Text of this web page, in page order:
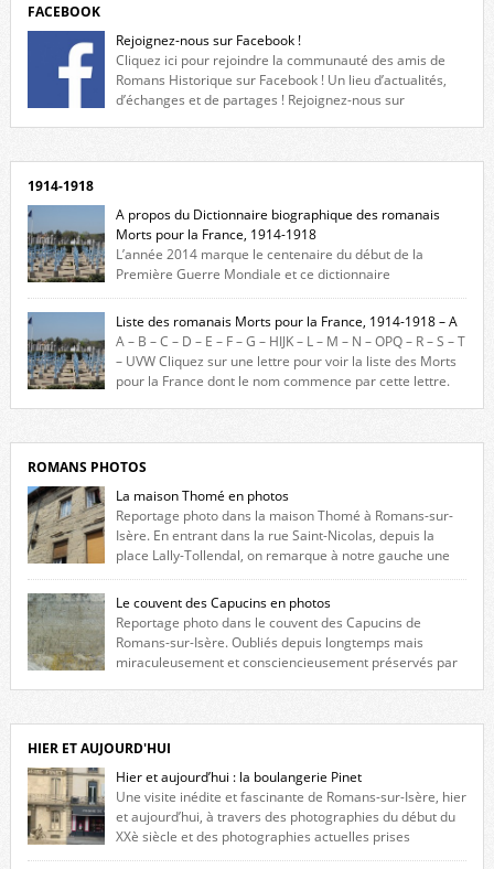
FACEBOOK
Rejoignez-nous sur Facebook !
Cliquez ici pour rejoindre la communauté des amis de
Romans Historique sur Facebook ! Un lieu d’actualités,
d’échanges et de partages ! Rejoignez-nous sur
1914-1918
A propos du Dictionnaire biographique des romanais
Morts pour la France, 1914-1918
L’année 2014 marque le centenaire du début de la
Première Guerre Mondiale et ce dictionnaire
biographique veut rendre hommage aux romanais Morts pour la
France durant ce conflit. La base de cette recherche historique est
constituée des noms gravés sur les plaques commémoratives de
l’Hôtel de Ville, du lycée du Dauphiné et du lycée Triboulet, […]
Liste des romanais Morts pour la France, 1914-1918 – A
A – B – C – D – E – F – G – HIJK – L – M – N – OPQ – R – S – T
– UVW Cliquez sur une lettre pour voir la liste des Morts
pour la France dont le nom commence par cette lettre.
ROMANS PHOTOS
La maison Thomé en photos
Reportage photo dans la maison Thomé à Romans-sur-
Isère. En entrant dans la rue Saint-Nicolas, depuis la
place Lally-Tollendal, on remarque à notre gauche une
maison construite au XVIè siècle. Les deux façades sont ornées de
fenêtres jumelles à meneaux. Entre ces deux étages, on peut voir une
niche qui contient une statue de la Vierge. […]
Le couvent des Capucins en photos
Reportage photo dans le couvent des Capucins de
Romans-sur-Isère. Oubliés depuis longtemps mais
miraculeusement et consciencieusement préservés par
l’histoire de la redécouverte de vestiges du couvent des Capucins ! Petit
retour sur l’histoire […]
HIER ET AUJOURD'HUI
Hier et aujourd’hui : la boulangerie Pinet
Une visite inédite et fascinante de Romans-sur-Isère, hier
et aujourd’hui, à travers des photographies du début du
XXè siècle et des photographies actuelles prises
exactement dans le même cadre ! A l’angle de la place Jean Jaurès et de